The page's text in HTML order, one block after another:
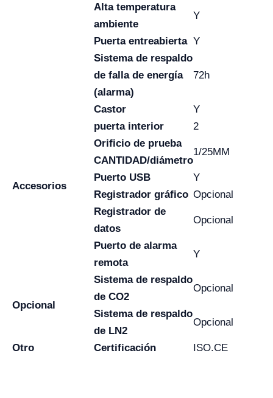
Alta temperatura
ambiente
Y
Puerta entreabierta Y
Sistema de respaldo
de falla de energía
(alarma)
72h
Accesorios
Castor
Y
puerta interior
2
Orificio de prueba
CANTIDAD/diámetro
1/25MM
Puerto USB
Y
Registrador gráfico Opcional
Registrador de
datos
Opcional
Puerto de alarma
remota
Y
Opcional
Sistema de respaldo
de CO2
Opcional
Sistema de respaldo
de LN2
Opcional
Otro Certificación ISO.CE